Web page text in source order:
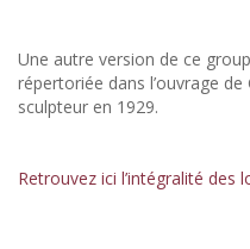
Une autre version de ce
répertoriée dans l’ouvrage
sculpteur en 1929.
Retrouvez ici l’intégralité des